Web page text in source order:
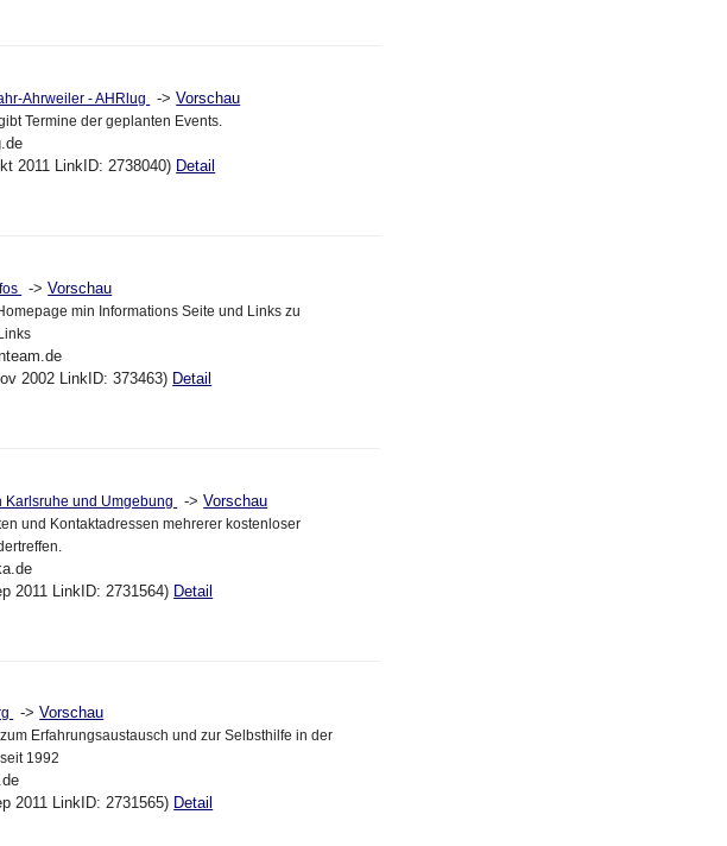
Ahrweiler - AHRlug ->Vorschau
Termine der geplanten Events.
2011 LinkID: 2738040) Detail
->Vorschau
min Informations Seite und Links zu
2002 LinkID: 373463) Detail
Karlsruhe und Umgebung ->Vorschau
und Kontaktadressen mehrerer kostenloser
2011 LinkID: 2731564) Detail
->Vorschau
Erfahrungsaustausch und zur Selbsthilfe in der
1992
2011 LinkID: 2731565) Detail